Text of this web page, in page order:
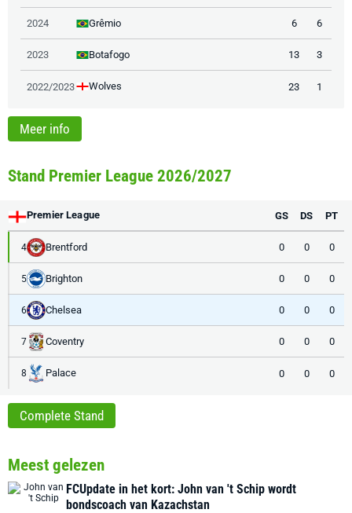
2024 Grêmio 6 6
2023 Botafogo 13 3
2022/2023 Wolves 23 1
Meer info
Stand Premier League 2026/2027
Premier League GS DS PT
4 Brentford 0 0 0
5 Brighton 0 0 0
6 Chelsea 0 0 0
7 Coventry 0 0 0
8 Palace 0 0 0
Complete Stand
Meest gelezen
FCUpdate in het kort: John van 't Schip wordt
bondscoach van Kazachstan